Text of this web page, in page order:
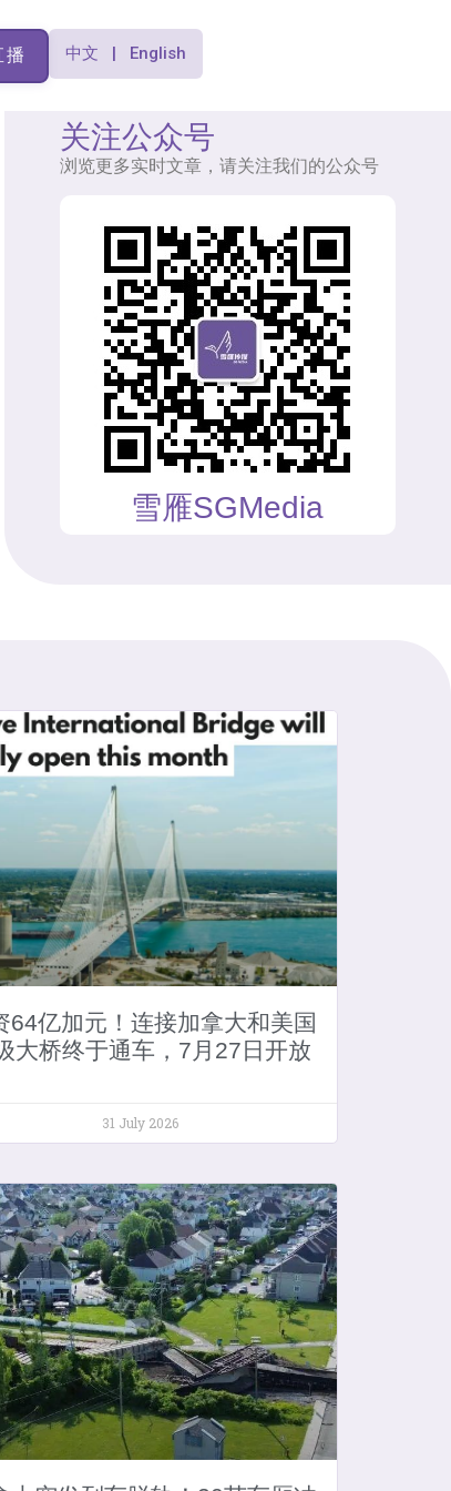
播 中文 | English
关注公众号
浏览更多实时文章，请关注我们的公众号
雪雁SGMedia
64亿加元！连接加拿大和美国
大桥终于通车，7月27日开放
31 July 2026